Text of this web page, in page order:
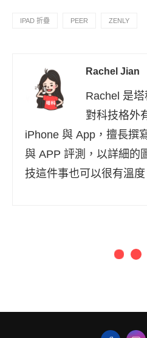
IPAD 折疊 PEER ZENLY
Rachel Jian
Rachel 是塔
對科技格外
iPhone 與 App，擅長撰
與 APP 評測，以詳細的
技這件事也可以很有溫度
發佈時間 2023-